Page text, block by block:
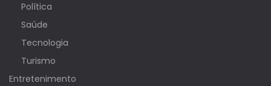
Política
Saúde
Tecnologia
Turismo
Entretenimento